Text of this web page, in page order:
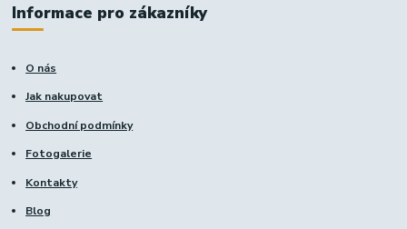
Informace pro zákazníky
O nás
Jak nakupovat
Obchodní podmínky
Fotogalerie
Kontakty
Blog